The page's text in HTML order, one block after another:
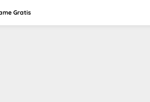
Gratis